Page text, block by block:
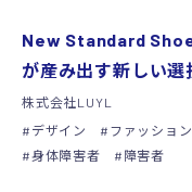
New Standard
が産み出す新しい選
株式会社LUYL
デザイン
ファッション
身体障害者
障害者